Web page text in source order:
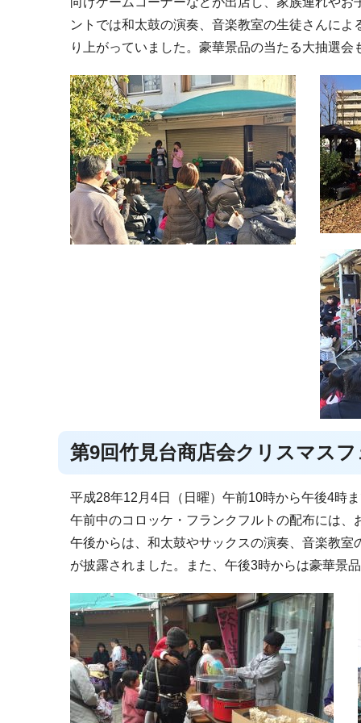
ントでは和太鼓の演奏、音楽教室の生徒さんに
り上がっていました。豪華景品の当たる大抽選
第9回竹見台商店会クリスマス
平成28年12月4日（日曜）午前10時から午後4時
午前中のコロッケ・フランクフルトの配布には
午後からは、和太鼓やサックスの演奏、音楽教
が披露されました。また、午後3時からは豪華景